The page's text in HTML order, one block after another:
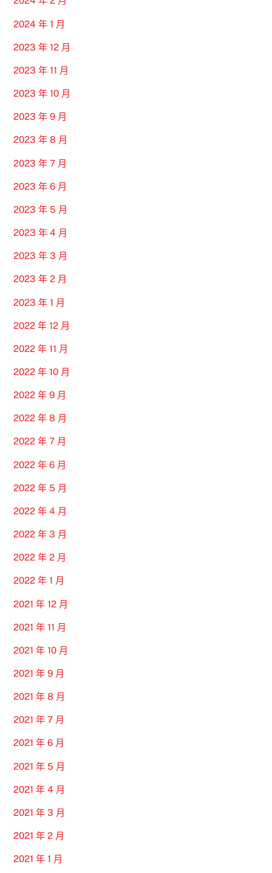
2024 年 1 月
2023 年 12 月
2023 年 11 月
2023 年 10 月
2023 年 9 月
2023 年 8 月
2023 年 7 月
2023 年 6 月
2023 年 5 月
2023 年 4 月
2023 年 3 月
2023 年 2 月
2023 年 1 月
2022 年 12 月
2022 年 11 月
2022 年 10 月
2022 年 9 月
2022 年 8 月
2022 年 7 月
2022 年 6 月
2022 年 5 月
2022 年 4 月
2022 年 3 月
2022 年 2 月
2022 年 1 月
2021 年 12 月
2021 年 11 月
2021 年 10 月
2021 年 9 月
2021 年 8 月
2021 年 7 月
2021 年 6 月
2021 年 5 月
2021 年 4 月
2021 年 3 月
2021 年 2 月
2021 年 1 月